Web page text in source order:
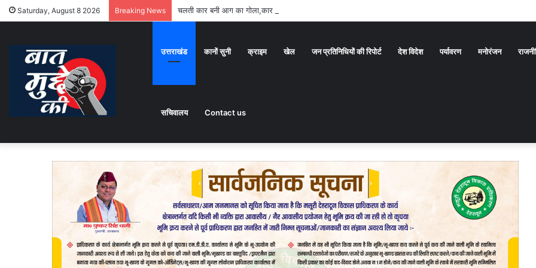
Saturday, August 8 2026 Breaking News चलती कार बनी आग का गोला,कार सवारों ने बाहर निकल बचाई अपनी जान
उत्तराखंड कानों सुनी क्राइम खेल जन प्रतिनिधियों की रिपोर्ट देश विदेश पर्यावरण मनोरंजन
सचिवालय Contact us